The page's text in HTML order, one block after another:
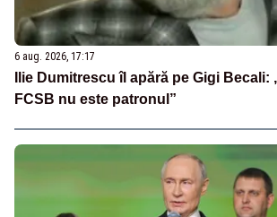
6 aug. 2026, 17:17
Ilie Dumitrescu îl apără pe Gigi Becali:
FCSB nu este patronul”